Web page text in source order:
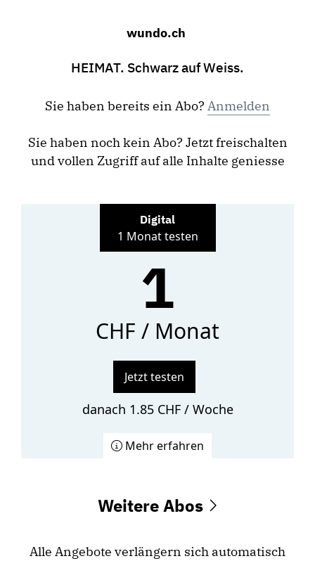
wundo.ch
HEIMAT. Schwarz auf Weiss.
Sie haben bereits ein Abo? Anmelden
Sie haben noch kein Abo? Jetzt freischalten
und vollen Zugriff auf alle Inhalte geniesse
Digital
1 Monat testen
1
CHF / Monat
Jetzt testen
danach 1.85 CHF / Woche
Mehr erfahren
Weitere Abos
Alle Angebote verlängern sich automatisch